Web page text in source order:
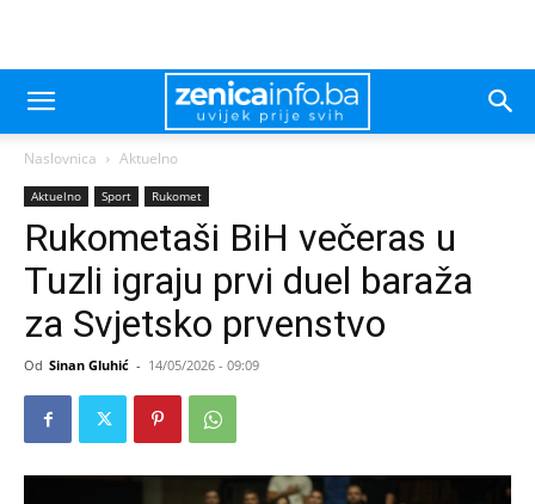
Naslovnica Aktuelno
Aktuelno Sport Rukomet
Rukometaši BiH večeras u
Tuzli igraju prvi duel baraža
za Svjetsko prvenstvo
Od Sinan Gluhić - 14/05/2026 - 09:09